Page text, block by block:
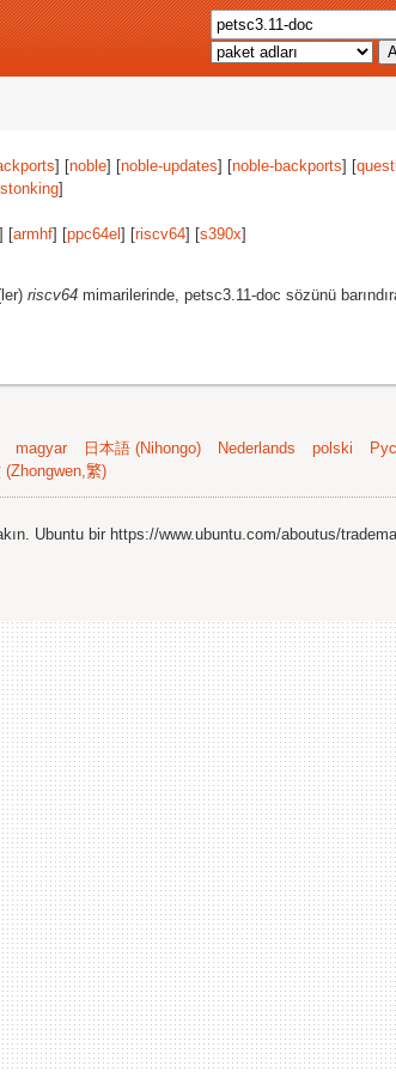
] [noble] [noble-updates] [noble-backports] [
stonking]
] [armhf] [ppc64el ] [riscv64] [s390x]
riscv64 mimarilerinde, petsc3.11-doc sözünü
magyar 日本語 (Nihongo) Nederlands polski
(Zhongwen,繁)
Ubuntu bir https://www.ubuntu.com/aboutus/